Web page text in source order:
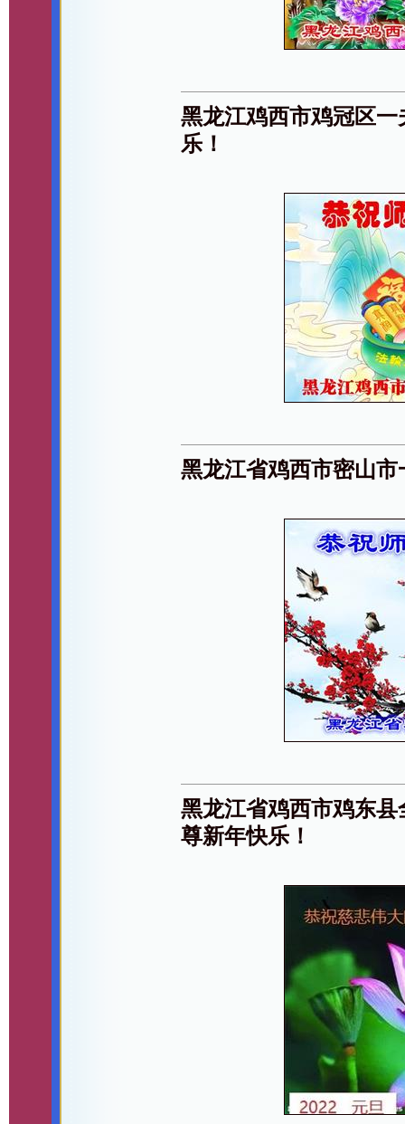
黑龙江鸡西市鸡冠区
乐！
黑龙江省鸡西市密山
黑龙江省鸡西市鸡东
尊新年快乐！